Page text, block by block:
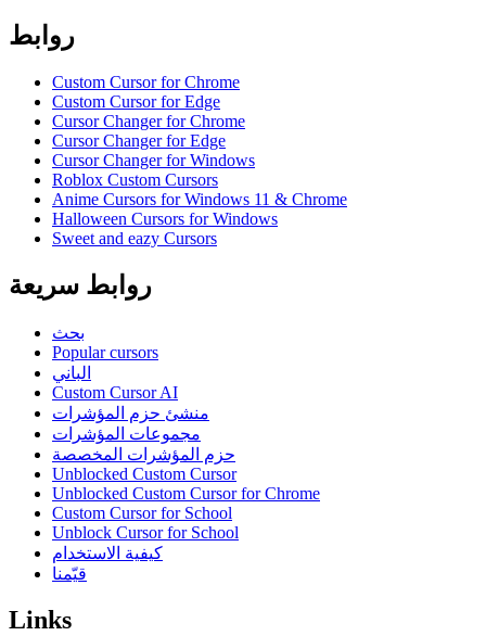
روابط
Custom Cursor for Chrome
Custom Cursor for Edge
Cursor Changer for Chrome
Cursor Changer for Edge
Cursor Changer for Windows
Roblox Custom Cursors
Anime Cursors for Windows 11 & Chrome
Halloween Cursors for Windows
Sweet and eazy Cursors
روابط سريعة
بحث
Popular cursors
الباني
Custom Cursor AI
منشئ حزم المؤشرات
مجموعات المؤشرات
حزم المؤشرات المخصصة
Unblocked Custom Cursor
Unblocked Custom Cursor for Chrome
Custom Cursor for School
Unblock Cursor for School
كيفية الاستخدام
قيّمنا
Links